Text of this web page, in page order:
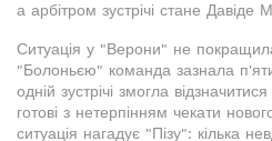
а арбітром зустрічі стане Давіде
Ситуація у "Верони" не
"Болоньєю" команда зазнала
одній зустрічі змогла
готові з нетерпінням чекати
ситуація нагадує "Пізу": кілька